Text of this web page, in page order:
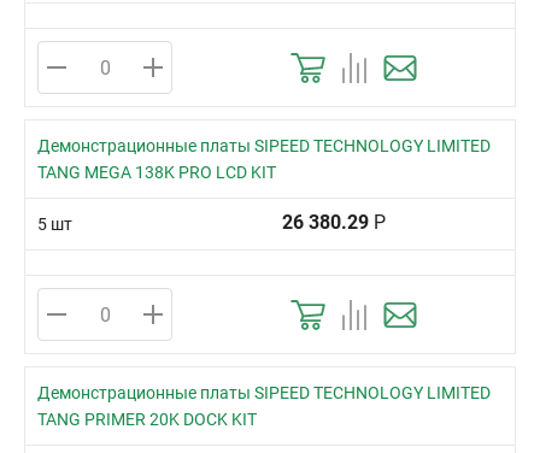
Демонстрационные платы SIPEED TECHNOLOGY LIMITED
TANG MEGA 138K PRO LCD KIT
5 шт 26 380.29 Р
Демонстрационные платы SIPEED TECHNOLOGY LIMITED
TANG PRIMER 20K DOCK KIT